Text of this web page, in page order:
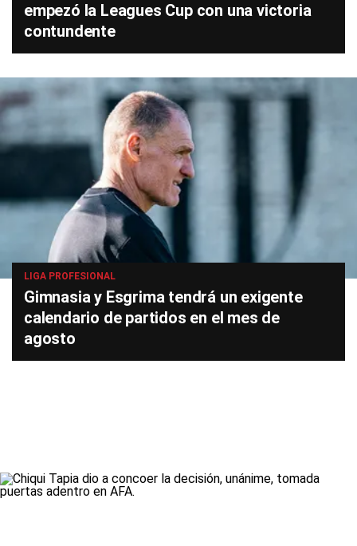
empezó la Leagues Cup con una victoria
contundente
LIGA PROFESIONAL
Gimnasia y Esgrima tendrá un exigente
calendario de partidos en el mes de
agosto